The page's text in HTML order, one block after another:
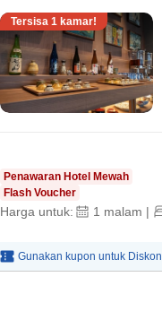
Tersisa 1 kamar!
Penawaran Hotel Mewah
Flash Voucher
Harga untuk: 1 malam |
Gunakan kupon untuk Diskon